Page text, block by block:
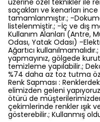
üzerine özel teknikler ile
saçakları ve kenarları
tamamlanmıştır.; -
listelenmiştir.; -İç ve dış
Kullanım Alanları (Antre,
Odası, Yatak Odası) -
Ağartıcı
yapmayınız, gölgede
temizleme yapılabilir.;
%74 daha az toz tutma
Renk Sapması :
elimizden geleni
ötürü de
çekimlerinde renkler ışık
gösterebilir.; Kullanmış